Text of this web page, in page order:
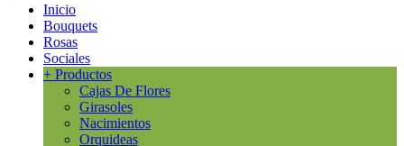
Inicio
Bouquets
Rosas
Sociales
+ Productos
Cajas De Flores
Girasoles
Nacimientos
Orquideas